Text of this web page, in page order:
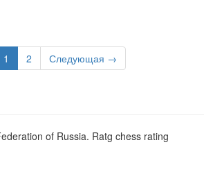
1 2 Следующая →
of Russia. Ratg chess rating